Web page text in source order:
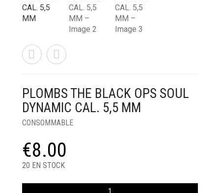
PLOMBS THE BLACK OPS SOUL
DYNAMIC CAL. 5,5 MM
CONSOMMABLE
€8.00
20 EN STOCK